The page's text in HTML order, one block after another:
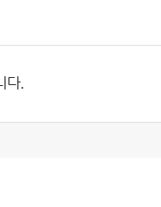
다.